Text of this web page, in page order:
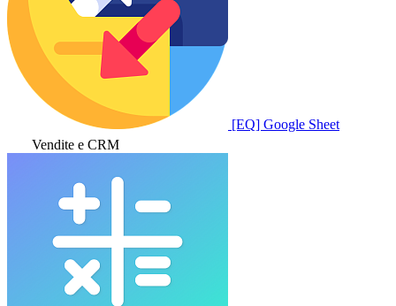
[EQ] Google Sheet
Vendite e CRM